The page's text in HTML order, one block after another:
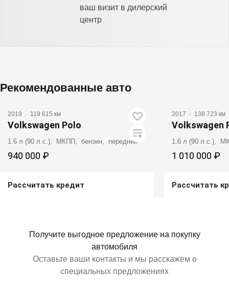
ваш визит в дилерский
центр
Рекомендованные авто
2019 · 119 615 км
Volkswagen Polo
1.6 л (90 л.с.), МКПП, бензин, передний
940 000 ₽
Рассчитать кредит
2017 · 138 723 км
Volkswagen
1.6 л (90 л.с.),
1 010 000 ₽
Рассчитать
Получите выгодное предложение на покупку
автомобиля
Оставьте ваши контакты и мы расскажем о
специальных предложениях